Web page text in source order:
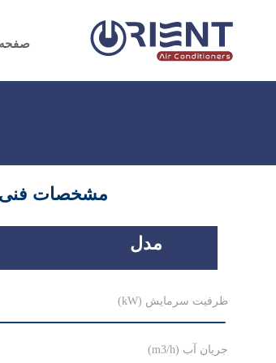
مدل
جریان آب (m3/h) ۶
مشخصات فنی